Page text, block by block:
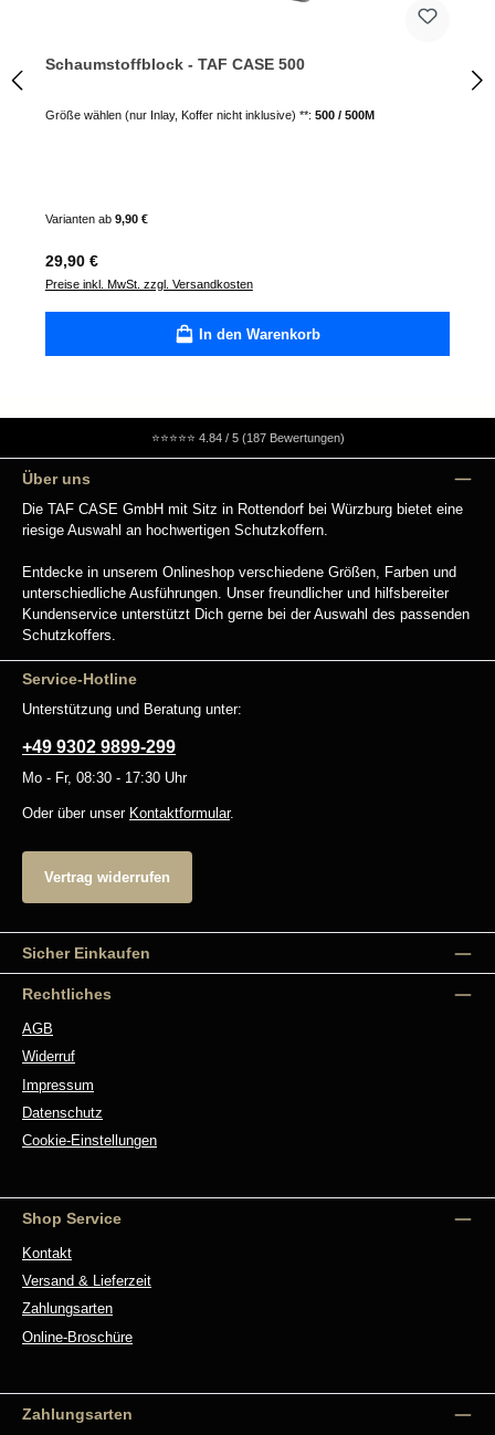
Schaumstoffblock - TAF CASE 500
Größe wählen (nur Inlay, Koffer nicht inklusive) **: 500 / 500M
Varianten ab9,90 €
Regulärer Preis:
29,90 €
Preise inkl. MwSt. zzgl. Versandkosten
In den Warenkorb
⭐⭐⭐⭐⭐ 4.84 / 5 (187 Bewertungen)
Über uns
Die TAF CASE GmbH mit Sitz in Rottendorf bei Würzburg bietet eine
riesige Auswahl an hochwertigen Schutzkoffern.
Entdecke in unserem Onlineshop verschiedene Größen, Farben und
unterschiedliche Ausführungen. Unser freundlicher und hilfsbereiter
Kundenservice unterstützt Dich gerne bei der Auswahl des passenden
Schutzkoffers.
Service-Hotline
Unterstützung und Beratung unter:
+49 9302 9899-299
Mo - Fr, 08:30 - 17:30 Uhr
Oder über unser Kontaktformular.
Vertrag widerrufen
Sicher Einkaufen
Rechtliches
AGB
Widerruf
Impressum
Datenschutz
Cookie-Einstellungen
Shop Service
Kontakt
Versand & Lieferzeit
Zahlungsarten
Online-Broschüre
Zahlungsarten